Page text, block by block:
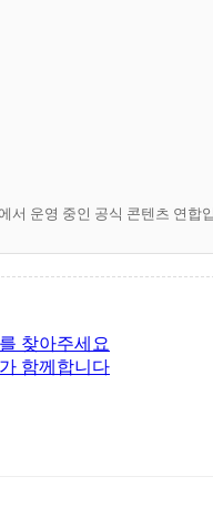
서 운영 중인 공식 콘텐츠 연합
찾아주세요
함께합니다